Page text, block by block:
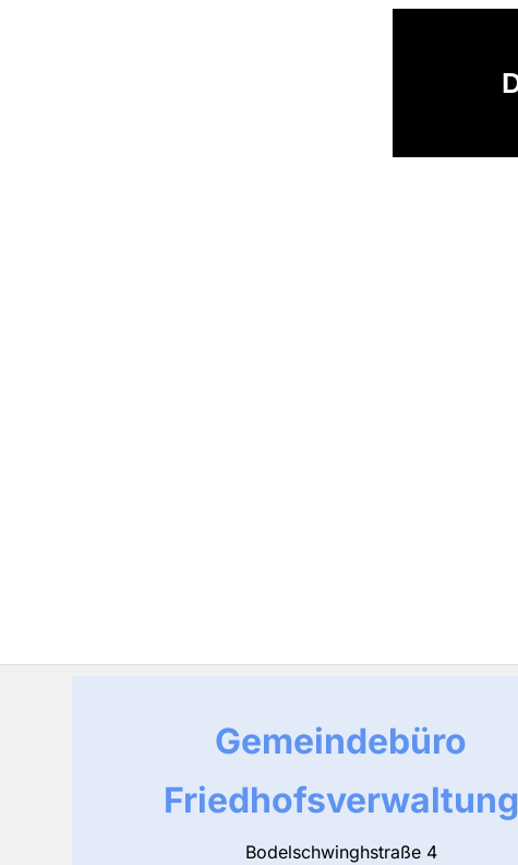
Gemeindebüro
Friedhofsverwaltung
Bodelschwinghstraße 4